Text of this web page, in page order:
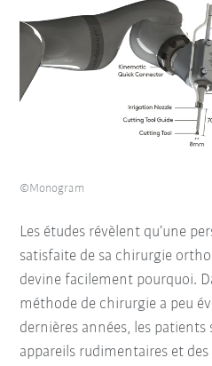
Les études révèlent qu’une
satisfaite de sa chirurgie
devine facilement pourquoi.
méthode de chirurgie a peu
dernières années, les patients
appareils rudimentaires et
©Monogram